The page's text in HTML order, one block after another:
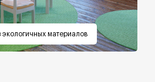
экологичных материалов